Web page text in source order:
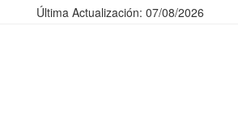
Última Actualización: 07/08/2026